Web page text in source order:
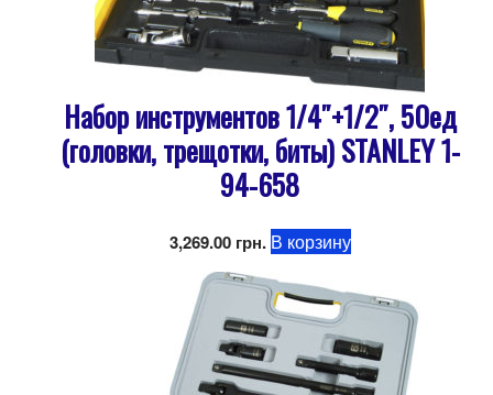
Набор инструментов 1/4″+1/2″, 50ед
(головки, трещотки, биты) STANLEY 1-
94-658
3,269.00 грн. В корзину